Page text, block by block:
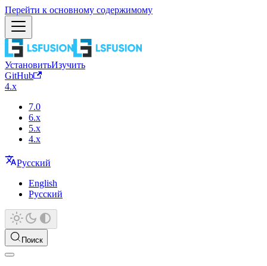
Перейти к основному содержимому
УстановитьИзучить
GitHub
4.x
7.0
6.x
5.x
4.x
Русский
English
Русский
Поиск